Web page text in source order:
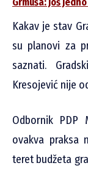
Kakav je stav
su planovi za
saznati.
Kresojević nije
Odbornik PDP
ovakva praksa
teret budžeta